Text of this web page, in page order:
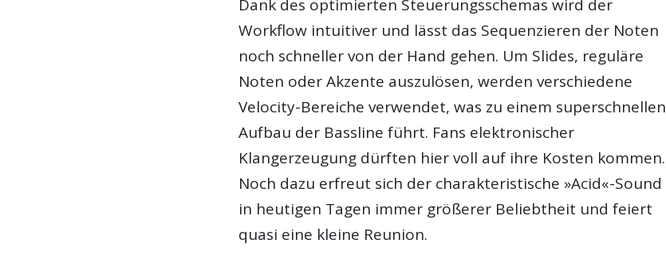
Dank des optimierten Steuerungsschemas wird der
Workflow intuitiver und lässt das Sequenzieren der Noten
noch schneller von der Hand gehen. Um Slides, reguläre
Noten oder Akzente auszulösen, werden verschiedene
Velocity-Bereiche verwendet, was zu einem superschnellen
Aufbau der Bassline führt. Fans elektronischer
Klangerzeugung dürften hier voll auf ihre Kosten kommen.
Noch dazu erfreut sich der charakteristische »Acid«-Sound
in heutigen Tagen immer größerer Beliebtheit und feiert
quasi eine kleine Reunion.